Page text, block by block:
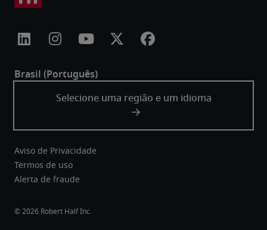
Aviso de Privacidade
Termos de uso
Alerta de fraude